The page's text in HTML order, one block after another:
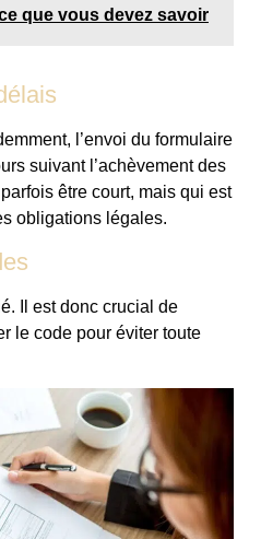
que vous devez savoir
l’envoi du formulaire
suivant l’achèvement des
être court, mais qui est
obligations légales.
Il est donc crucial de
le code pour éviter toute